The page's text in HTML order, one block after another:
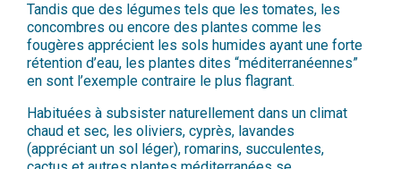
Tandis que des légumes tels que les tomates, les
concombres ou encore des plantes comme les
fougères apprécient les sols humides ayant une forte
rétention d’eau, les plantes dites “méditerranéennes”
en sont l’exemple contraire le plus flagrant.
Habituées à subsister naturellement dans un climat
chaud et sec, les oliviers, cyprès, lavandes
(appréciant un sol léger), romarins, succulentes,